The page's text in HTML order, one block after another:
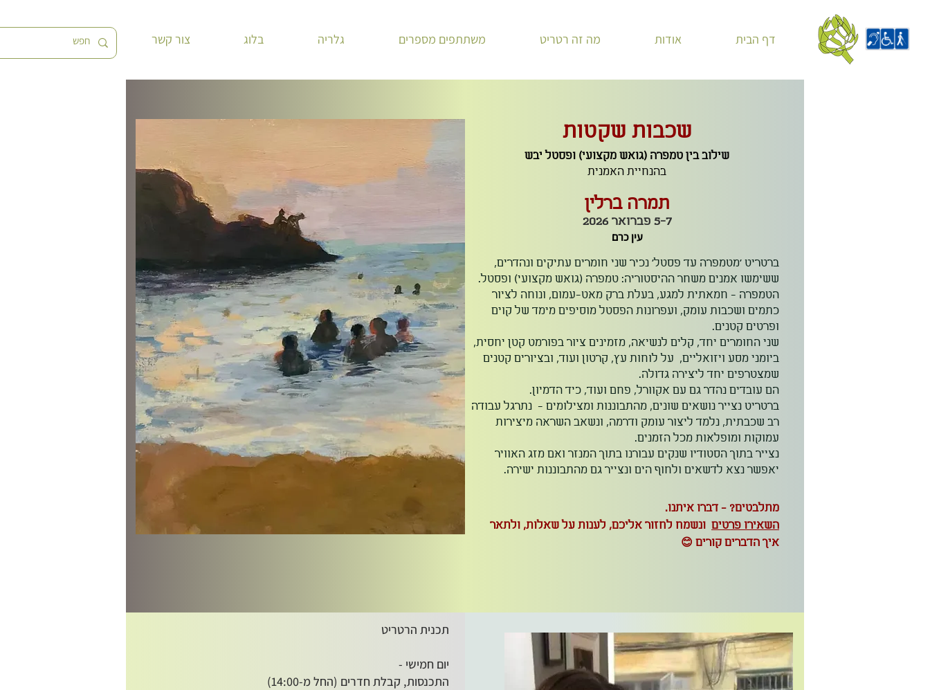
דף הבית אודות מה זה רטריט משתתפים מספרים גלריה בלוג צור קשר
שכבות שקטות
שילוב בין טמפרה (גואש מקצועי) ופסטל יבש
בהנחיית האמנית
תמרה ברלין
5-7 פברואר 2026
עין כרם
ברטריט 'מטמפרה עד פסטל' נכיר שני חומרים עתיקים ונהדרים,
ששימשו אמנים משחר ההיסטוריה: טמפרה (גואש מקצועי) ופסטל.
הטמפרה - חמאתית למגע, בעלת ברק מאט-עמום, ונוחה לציור
כתמים ושכבות עומק, ועפרונות הפסטל מוסיפים מימד של קוים
ופרטים קטנים.
שני החומרים יחד, קלים לנשיאה, מזמינים ציור בפורמט קטן יחסית,
ביומני מסע ויזואליים, על לוחות עץ, קרטון ועוד, ובציורים קטנים
שמצטרפים יחד ליצירה גדולה.
הם עובדים נהדר גם עם אקוורל, פחם ועוד, כיד הדמיון.
ברטריט נצייר נושאים שונים, מהתבוננות ומצילומים - נתרגל עבודה
רב שכבתית, נלמד ליצור עומק ודרמה, ונשאב השראה מיצירות
עמוקות ומופלאות מכל הזמנים.
נצייר בתוך הסטודיו שנקים עבורנו בתוך המנזר ואם מזג האוויר
יאפשר נצא לדשאים ולחוף הים ונצייר גם מהתבוננות ישירה.
מתלבטים? - דברו איתנו.
השאירו פרטים ונשמח לחזור אליכם, לענות על שאלות, ולתאר
איך הדברים קורים 😊
תכנית הרטריט
​יום חמישי -
התכנסות, קבלת חדרים (החל מ-14:00)